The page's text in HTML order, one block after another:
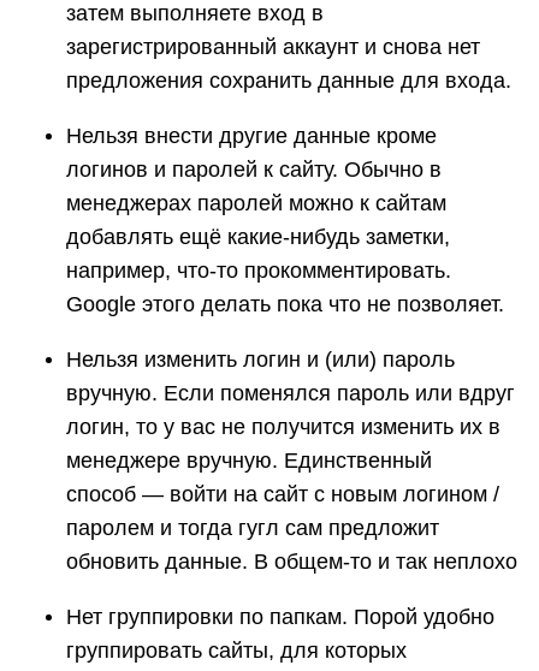
затем выполняете вход в
зарегистрированный аккаунт и снова нет
предложения сохранить данные для входа.
Нельзя внести другие данные кроме
логинов и паролей к сайту. Обычно в
менеджерах паролей можно к сайтам
добавлять ещё какие-нибудь заметки,
например, что-то прокомментировать.
Google этого делать пока что не позволяет.
Нельзя изменить логин и (или) пароль
вручную. Если поменялся пароль или вдруг
логин, то у вас не получится изменить их в
менеджере вручную. Единственный
способ — войти на сайт с новым логином /
паролем и тогда гугл сам предложит
обновить данные. В общем-то и так неплохо
Нет группировки по папкам. Порой удобно
группировать сайты, для которых